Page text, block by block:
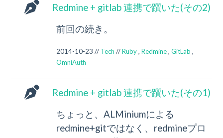
Redmine + gitlab 連携で躓いた(その2)
前回の続き。
2014-10-23 // Tech //Ruby, Redmine, GitLab ,
OmniAuth
Redmine + gitlab 連携で躓いた(その1)
ちょっと、ALMiniumによる
redmine+gitではなく、redmineプロ